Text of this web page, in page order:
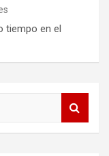
tiempo en el